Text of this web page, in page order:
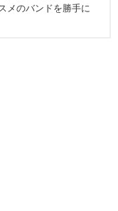
メのバンドを勝手に